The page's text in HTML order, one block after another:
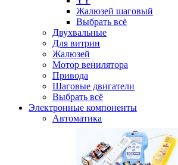
Жалюзей шаговый
Выбрать всё
Двухвальные
Для витрин
Жалюзей
Мотор венилятора
Привода
Шаговые двигатели
Выбрать всё
Электронные компоненты
Автоматика